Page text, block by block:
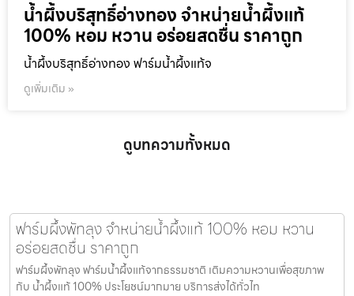
น้ำผึ้งบริสุทธิ์อ่างทอง จำหน่ายน้ำผึ้งแท้
100% หอม หวาน อร่อยสดชื่น ราคาถูก
น้ำผึ้งบริสุทธิ์อ่างทอง ฟาร์มน้ำผึ้งแท้จ
ดูเพิ่มเติม »
ดูบทความทั้งหมด
ฟาร์มผึ้งพัทลุง จำหน่ายน้ำผึ้งแท้ 100% หอม หวาน
อร่อยสดชื่น ราคาถูก
ฟาร์มผึ้งพัทลุง ฟาร์มน้ำผึ้งแท้จากธรรมชาติ เติมความหวานเพื่อสุขภาพ
กับ น้ำผึ้งแท้ 100% ประโยชน์มากมาย บริการส่งได้ทั่วไท